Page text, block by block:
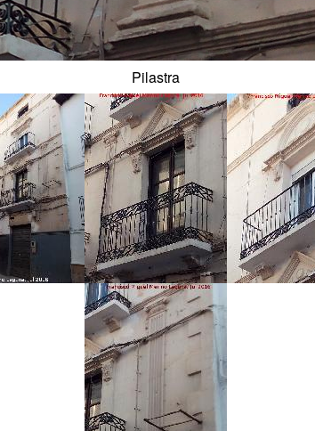
Pilastra